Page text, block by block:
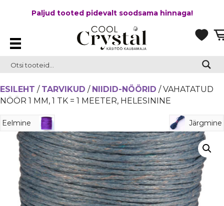
Paljud tooted pidevalt soodsama hinnaga!
ESILEHT / TARVIKUD / NIIDID-NÖÖRID / VAHATATUD
NÖÖR 1 MM, 1 TK = 1 MEETER, HELESININE
Eelmine Järgmine